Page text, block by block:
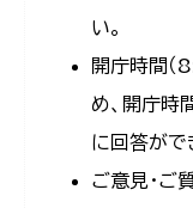
い。
開庁時間
め、開庁時
に回答がで
ご意見・ご